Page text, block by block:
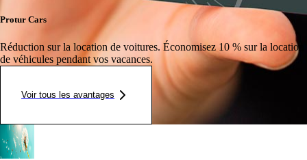
Protur Cars
Réduction sur la location de voitures. Économisez 10 % sur la location
de véhicules pendant vos vacances.
Voir tous les avantages